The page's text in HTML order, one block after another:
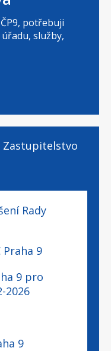
potřebuji
služby,
Zastupitelstvo
Rady
Praha 9
9 pro
2026
9